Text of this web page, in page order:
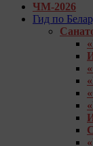
ЧМ-2026
Гид по